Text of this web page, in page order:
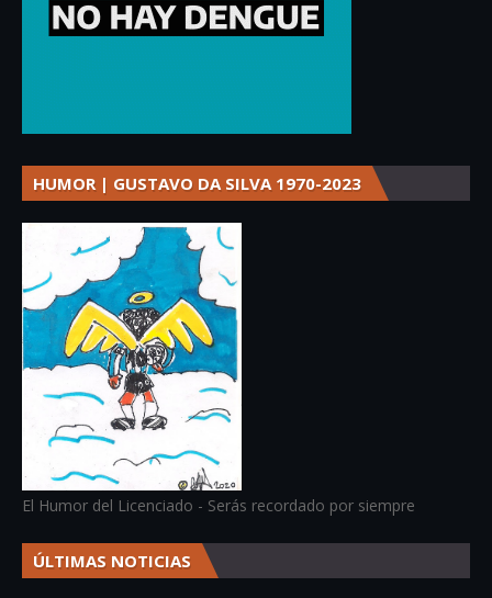
HUMOR | GUSTAVO DA SILVA 1970-2023
El Humor del Licenciado - Serás recordado por siempre
ÚLTIMAS NOTICIAS